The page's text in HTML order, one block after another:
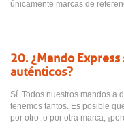
únicamente marcas de
20. ¿Mando
auténticos?
Sí. Todos nuestros mandos a
tenemos tantos. Es posible
por otro, o por otra marca,